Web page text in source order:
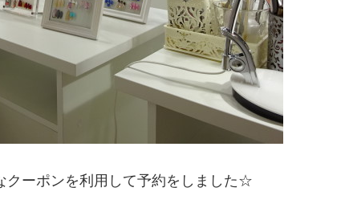
クーポンを利用して予約をしました☆